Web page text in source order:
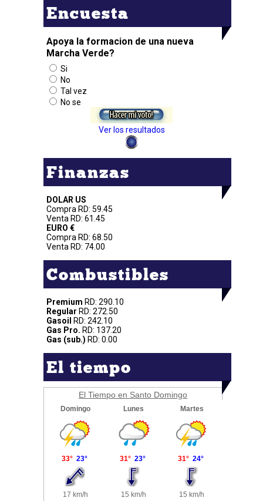
Encuesta
Apoya la formacion de una nueva
Marcha Verde?
Si
No
Tal vez
No se
Ver los resultados
Finanzas
DOLAR US
Compra RD: 59.45
Venta RD: 61.45
EURO €
Compra RD: 68.50
Venta RD: 74.00
Combustibles
Premium RD: 290.10
Regular RD: 272.50
Gasoil
RD: 242.10
Gas Pro. RD: 137.20
Gas (sub.) RD: 0.00
El tiempo
El Tiempo en Santo Domingo